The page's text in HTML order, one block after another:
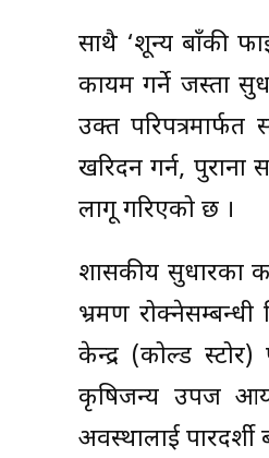
साथै ‘शून्य बाँकी
कायम गर्ने जस्ता
उक्त परिपत्रमार्फत
खरिदन गर्न, पुराना
लागू गरिएको छ ।
शासकीय सुधारका
भ्रमण रोक्नेसम्बन्धी
केन्द्र (कोल्ड
कृषिजन्य उपज
अवस्थालाई